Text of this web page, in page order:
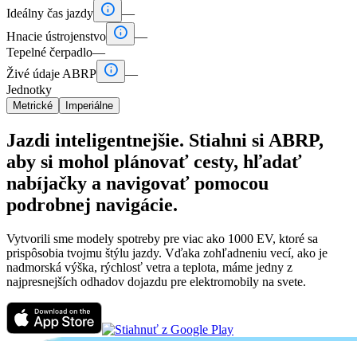
Ideálny čas jazdy  —
Hnacie ústrojenstvo  —
Tepelné čerpadlo—
Živé údaje ABRP  —
Jednotky
Metrické Imperiálne
Jazdi inteligentnejšie. Stiahni si ABRP,
aby si mohol plánovať cesty, hľadať
nabíjačky a navigovať pomocou
podrobnej navigácie.
Vytvorili sme modely spotreby pre viac ako 1000 EV, ktoré sa
prispôsobia tvojmu štýlu jazdy. Vďaka zohľadneniu vecí, ako je
nadmorská výška, rýchlosť vetra a teplota, máme jedny z
najpresnejších odhadov dojazdu pre elektromobily na svete.